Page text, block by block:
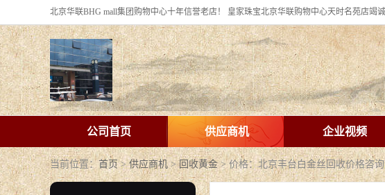
公司首页 供应商机 企业视频
当前位置： 首页>供应商机 >回收黄金> 价格：北京丰台白金丝回收价格咨询